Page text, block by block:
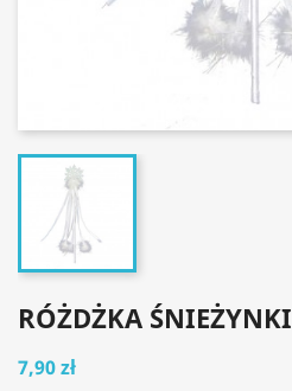
RÓŻDŻKA ŚNIEŻYNKI
7,90 zł